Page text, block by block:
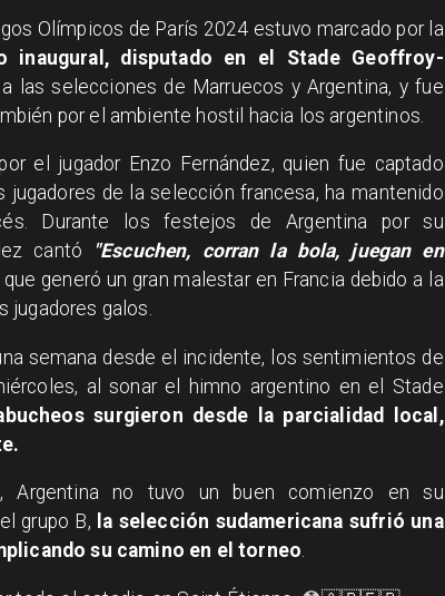
Olímpicos de París 2024 estuvo marcado por la
inaugural, disputado en el Stade Geoffroy-
las selecciones de Marruecos y Argentina, y fue
por el ambiente hostil hacia los argentinos.
el jugador Enzo Fernández, quien fue captado
de la selección francesa, ha mantenido
Durante los festejos de Argentina por su
cantó
"Escuchen, corran la bola, juegan en
que generó un gran malestar en Francia debido a la
jugadores galos.
semana desde el incidente, los sentimientos de
al sonar el himno argentino en el Stade
surgieron desde la parcialidad local,
Argentina no tuvo un buen comienzo en su
grupo B,
la selección sudamericana sufrió una
su camino en el torneo.